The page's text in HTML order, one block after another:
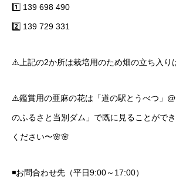
1️⃣ 139 698 490
2️⃣ 139 729 331
⚠️上記の2か所は栽培用のため畑の立ち入り
⚠️鑑賞用の亜麻の花は「道の駅とうべつ」
のふるさと当別ダム」で既に見ることがで
ください〜🌸🌸
◾️お問合わせ先（平日9:00～17:00）